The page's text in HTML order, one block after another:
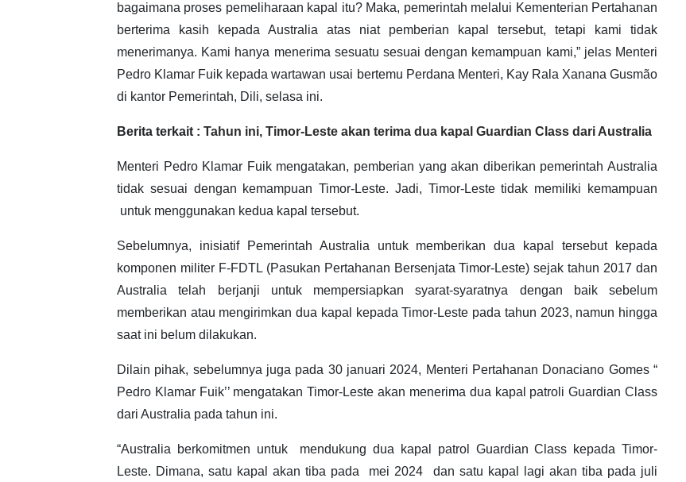
bagaimana proses pemeliharaan kapal itu? Maka, pemerintah melalui Kementerian Pertahanan
berterima kasih kepada Australia atas niat pemberian kapal tersebut, tetapi kami tidak
menerimanya. Kami hanya menerima sesuatu sesuai dengan kemampuan kami,” jelas Menteri
Pedro Klamar Fuik kepada wartawan usai bertemu Perdana Menteri, Kay Rala Xanana Gusmão
di kantor Pemerintah, Dili, selasa ini.
Berita terkait : Tahun ini, Timor-Leste akan terima dua kapal Guardian Class dari Australia
Menteri Pedro Klamar Fuik mengatakan, pemberian yang akan diberikan pemerintah Australia
tidak sesuai dengan kemampuan Timor-Leste. Jadi, Timor-Leste tidak memiliki kemampuan
untuk menggunakan kedua kapal tersebut.
Sebelumnya, inisiatif Pemerintah Australia untuk memberikan dua kapal tersebut kepada
komponen militer F-FDTL (Pasukan Pertahanan Bersenjata Timor-Leste) sejak tahun 2017 dan
Australia telah berjanji untuk mempersiapkan syarat-syaratnya dengan baik sebelum
memberikan atau mengirimkan dua kapal kepada Timor-Leste pada tahun 2023, namun hingga
saat ini belum dilakukan.
Dilain pihak, sebelumnya juga pada 30 januari 2024, Menteri Pertahanan Donaciano Gomes “
Pedro Klamar Fuik’’ mengatakan Timor-Leste akan menerima dua kapal patroli Guardian Class
dari Australia pada tahun ini.
“Australia berkomitmen untuk mendukung dua kapal patrol Guardian Class kepada Timor-
Leste. Dimana, satu kapal akan tiba pada mei 2024 dan satu kapal lagi akan tiba pada juli